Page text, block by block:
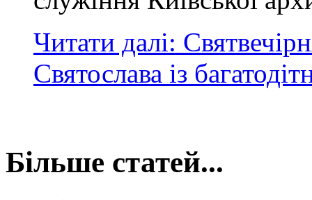
Читати далі:
Святослава із
Більше статей...